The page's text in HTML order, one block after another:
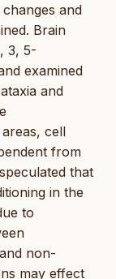
and
Brain
3, 5-
examined
and
cell
from
that
in the
to
non-
may effect